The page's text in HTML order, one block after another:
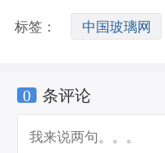
标签： 中国玻璃网
玻璃网登录
0 条评论